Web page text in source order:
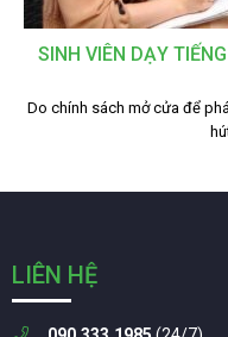
SINH VIÊN DẠY
Do chính sách mở cửa để
LIÊN HỆ